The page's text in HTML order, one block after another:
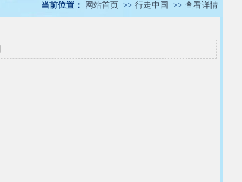
当前位置： 网站首页 >> 行走中国 >> 查看详情